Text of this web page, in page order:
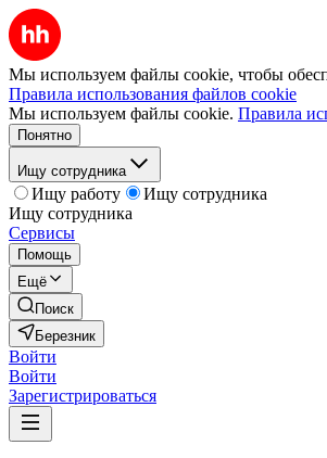
Мы используем файлы cookie, чтобы
Правила использования файлов cookie
Мы используем файлы cookie. Правила
Понятно
Ищу сотрудника
Ищу работу
Ищу сотрудника
Ищу сотрудника
Сервисы
Помощь
Ещё
Поиск
Березник
Войти
Войти
Зарегистрироваться